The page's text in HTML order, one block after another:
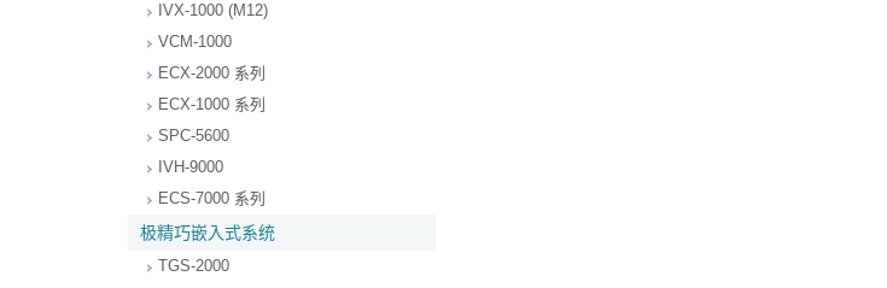
IVX-1000 (M12)
VCM-1000
ECX-2000 系列
ECX-1000 系列
SPC-5600
IVH-9000
ECS-7000 系列
极精巧嵌入式系统
TGS-2000